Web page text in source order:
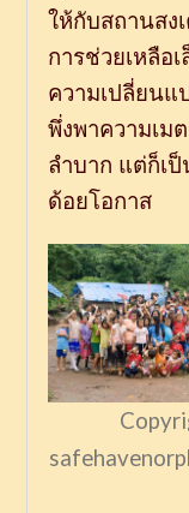
ให้กับสถานสง
การช่วยเหลือเ
ความเปลี่ยนแ
พึ่งพาความเม
ลำบาก แต่ก็เป็
ด้อยโอกาส